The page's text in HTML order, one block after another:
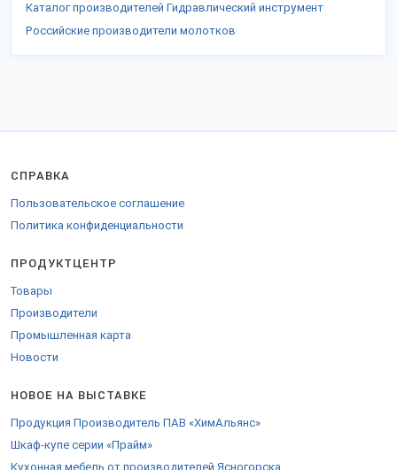
Каталог производителей Гидравлический инструмент
Российские производители молотков
СПРАВКА
Пользовательское соглашение
Политика конфиденциальности
ПРОДУКТЦЕНТР
Товары
Производители
Промышленная карта
Новости
НОВОЕ НА ВЫСТАВКЕ
Продукция Производитель ПАВ «ХимАльянс»
Шкаф-купе серии «Прайм»
Кухонная мебель от производителей Ясногорска